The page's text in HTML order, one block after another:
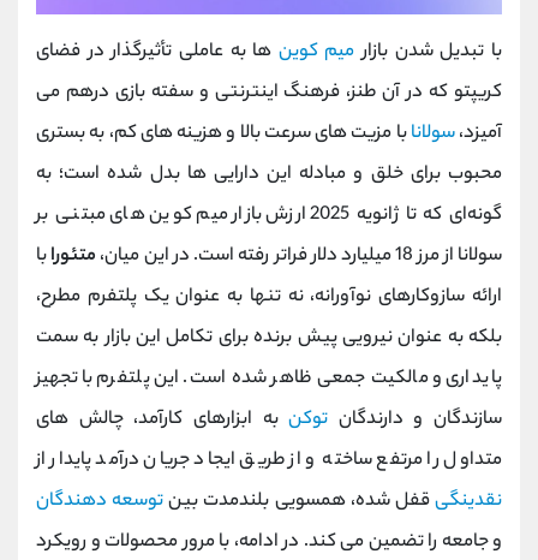
با تبدیل شدن بازارمیم کوین ‌ها به عاملی تأثیرگذار در فضای
کریپتو که در آن طنز، فرهنگ اینترنتی و سفته ‌بازی درهم می
‌آمیزد،سولانابا مزیت‌ های سرعت بالا و هزینه‌ های کم، به بستری
محبوب برای خلق و مبادله این دارایی ‌ها بدل شده است؛ به
گونه‌ای که تا ژانویه 2025 ارزش بازار میم‌ کوین ‌های مبتنی بر
سولانا از مرز 18 میلیارد دلار فراتر رفته است. در این میان،
متئورابا
ارائه سازوکارهای نوآورانه، نه تنها به عنوان یک پلتفرم مطرح،
بلکه به عنوان نیرویی پیش برنده برای تکامل این بازار به سمت
پایداری و مالکیت جمعی ظاهر شده است. این پلتفرم با تجهیز
سازندگان و دارندگان توکنبه ابزارهای کارآمد، چالش ‌های
متداول را مرتفع ساخته و از طریق ایجاد جریان درآمد پایدار از
نقدینگیقفل‌ شده، همسویی بلندمدت بینتوسعه‌ دهندگان
و جامعه را تضمین می ‌کند. در ادامه، با مرور محصولات و رویکرد